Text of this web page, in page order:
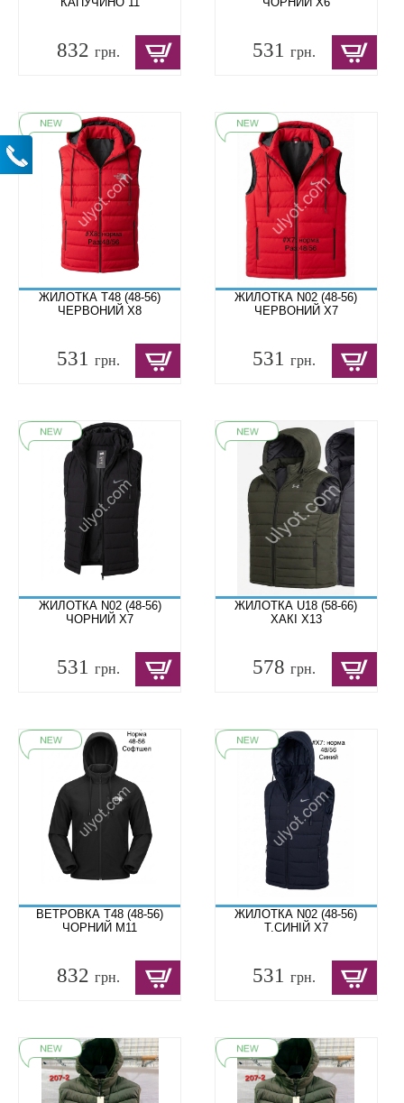
832 грн. 531грн.
ЖИЛОТКА T48 (48-56)
ЧЕРВОНИЙ X8
531 грн.
ЖИЛОТКА N02 (48-56)
ЧЕРВОНИЙ X7
531грн.
ЖИЛОТКА N02 (48-56)
ЧОРНИЙ X7
531 грн.
ЖИЛОТКА U18 (58-66)
ХАКІ X13
578грн.
ВЕТРОВКА T48 (48-56)
ЧОРНИЙ M11
832 грн.
ЖИЛОТКА N02 (48-56)
Т.СИНІЙ X7
531грн.